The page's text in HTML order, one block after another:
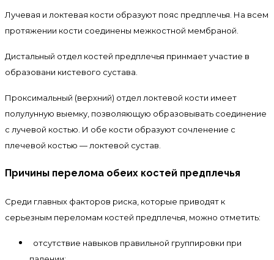
Лучевая и локтевая кости образуют пояс предплечья. На всем
протяжении кости соединены межкостной мембраной.
Дистальный отдел костей предплечья принмает участие в
образовани кистевого сустава.
Проксимальный (верхний) отдел локтевой кости имеет
полулунную выемку, позволяющую образовывать соединение
с лучевой костью. И обе кости образуют сочленение с
плечевой костью — локтевой сустав.
Причины перелома обеих костей предплечья
Среди главных факторов риска, которые приводят к
серьезным переломам костей предплечья, можно отметить:
отсутствие навыков правильной группировки при